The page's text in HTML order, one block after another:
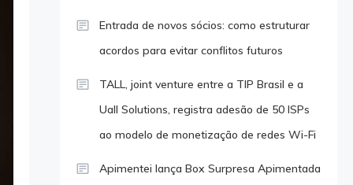
Entrada de novos sócios: como estruturar
acordos para evitar conflitos futuros
TALL, joint venture entre a TIP Brasil e a
Uall Solutions, registra adesão de 50 ISPs
ao modelo de monetização de redes Wi-Fi
Apimentei lança Box Surpresa Apimentada